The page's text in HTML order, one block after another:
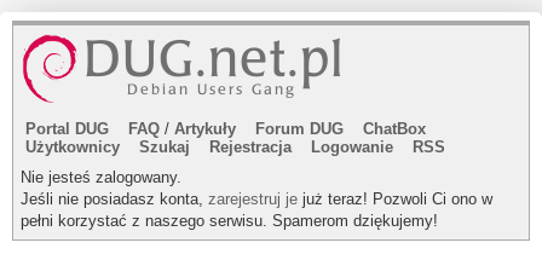
Portal DUG FAQ / Artykuły Forum DUG
ChatBox
Użytkownicy
Szukaj Rejestracja Logowanie
RSS
Nie jesteś zalogowany.
Jeśli nie posiadasz konta, zarejestruj je już teraz! Pozwoli Ci ono w
pełni korzystać z naszego serwisu. Spamerom dziękujemy!